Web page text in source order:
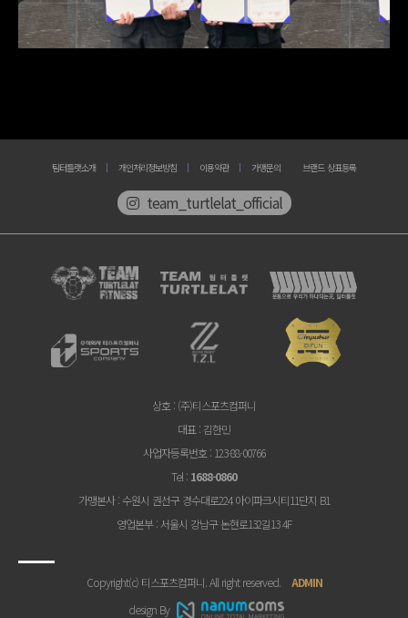
팀터틀랫소개 개인처리정보방침 이용약관 가맹문의 브랜드 상표등록
team_turtlelat_official
상호 : (주)티스포츠컴퍼니
대표 : 김한민
사업자등록번호 : 123-88-00766
Tel : 1688-0860
가맹본사: 수원시 권선구 경수대로224 아이파크시티11단지 B1
영업본부: 서울시 강남구 논현로132길13 4F
Copyright(c) 티스포츠컴퍼니. All right reserved. ADMIN
design By